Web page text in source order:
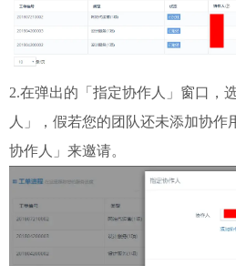
2.在弹出的「指定协作人」窗口，
人」，假若您的团队还未添加协作
协作人」来邀请。